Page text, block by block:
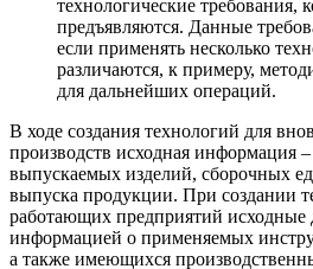
технологические требования,
предъявляются. Данные
если применять несколько
различаются, к примеру,
для дальнейших операций.
В ходе создания технологий для
производств исходная информация
выпускаемых изделий, сборочных
выпуска продукции. При создании
работающих предприятий исходные
информацией о применяемых
а также имеющихся